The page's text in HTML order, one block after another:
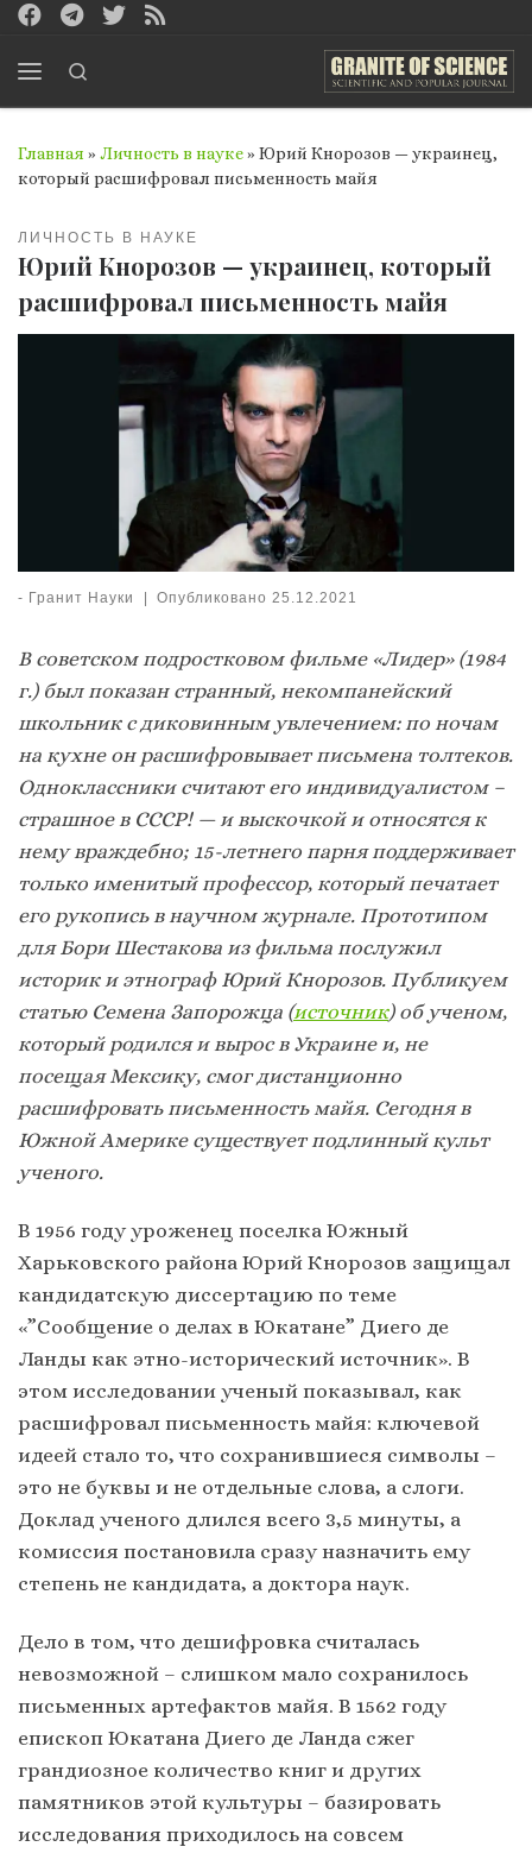
Перейти к содержимому
Главная » Личность в науке» Юрий Кнорозов — украинец,
который расшифровал письменность майя
ЛИЧНОСТЬ В НАУКЕ
Юрий Кнорозов — украинец, который
расшифровал письменность майя
- Гранит Науки | Опубликовано 25.12.2021
В советском подростковом фильме «Лидер» (1984
г.) был показан странный, некомпанейский
школьник с диковинным увлечением: по ночам
на кухне он расшифровывает письмена толтеков.
Одноклассники считают его индивидуалистом –
страшное в СССР! — и выскочкой и относятся к
нему враждебно; 15-летнего парня поддерживает
только именитый профессор, который печатает
его рукопись в научном журнале. Прототипом
для Бори Шестакова из фильма послужил
историк и этнограф Юрий Кнорозов. Публикуем
статью Семена Запорожца (источник) об ученом,
который родился и вырос в Украине и, не
посещая Мексику, смог дистанционно
расшифровать письменность майя. Сегодня в
Южной Америке существует подлинный культ
ученого.
В 1956 году уроженец поселка Южный
Харьковского района Юрий Кнорозов защищал
кандидатскую диссертацию по теме
«”Сообщение о делах в Юкатане” Диего де
Ланды как этно-исторический источник». В
этом исследовании ученый показывал, как
расшифровал письменность майя: ключевой
идеей стало то, что сохранившиеся символы –
это не буквы и не отдельные слова, а слоги.
Доклад ученого длился всего 3,5 минуты, а
комиссия постановила сразу назначить ему
степень не кандидата, а доктора наук.
Дело в том, что дешифровка считалась
невозможной – слишком мало сохранилось
письменных артефактов майя. В 1562 году
епископ Юкатана Диего де Ланда сжег
грандиозное количество книг и других
памятников этой культуры – базировать
исследования приходилось на совсем